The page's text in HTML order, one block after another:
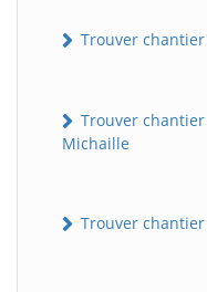
Trouver
Trouver
Michaille
Trouver